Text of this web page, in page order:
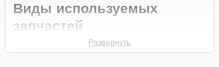
Виды используемых
запчастей
Для ремонта холодильника модели CFO 140 предлагаются как
Развернуть